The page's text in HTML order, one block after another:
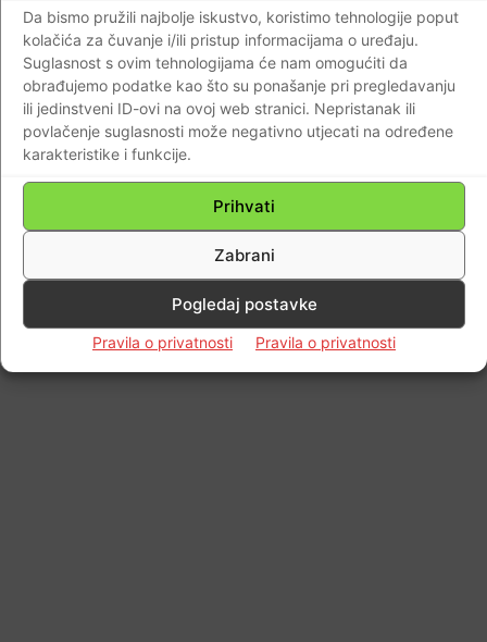
Da bismo pružili najbolje iskustvo, koristimo tehnologije poput
kolačića za čuvanje i/ili pristup informacijama o uređaju.
Suglasnost s ovim tehnologijama će nam omogućiti da
obrađujemo podatke kao što su ponašanje pri pregledavanju
ili jedinstveni ID-ovi na ovoj web stranici. Nepristanak ili
povlačenje suglasnosti može negativno utjecati na određene
karakteristike i funkcije.
Prihvati
Zabrani
Pogledaj postavke
Pravila o privatnosti Pravila o privatnosti
Braniteljski portal - 01.06.2020
Impressum Kontaktirajte nas Pravila o privatnosti